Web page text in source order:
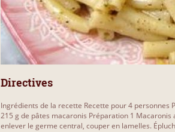
Directives
Ingrédients de la recette Recette pour 4 personnes
215 g de pâtes macaronis Préparation 1
enlever le germe central, couper en lamelles.